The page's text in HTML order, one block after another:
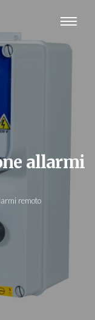
allarmi
remoto